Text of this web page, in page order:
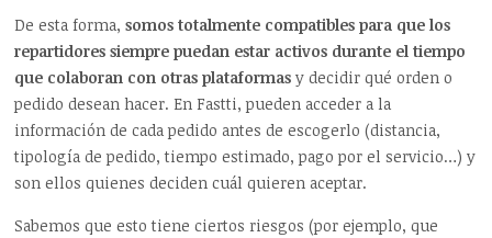
De esta forma,somos totalmente compatibles para que los
repartidores siempre puedan estar activos durante el tiempo
que colaboran con otras plataformas y decidir qué orden o
pedido desean hacer. En Fastti, pueden acceder a la
información de cada pedido antes de escogerlo (distancia,
tipología de pedido, tiempo estimado, pago por el servicio…) y
son ellos quienes deciden cuál quieren aceptar.
Sabemos que esto tiene ciertos riesgos (por ejemplo, que